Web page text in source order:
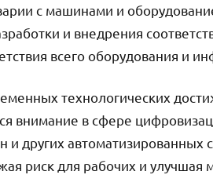
с машинами и
и внедрения
всего оборудования и
технологических
внимание в сфере
других автоматизированных
риск для рабочих и улучшая